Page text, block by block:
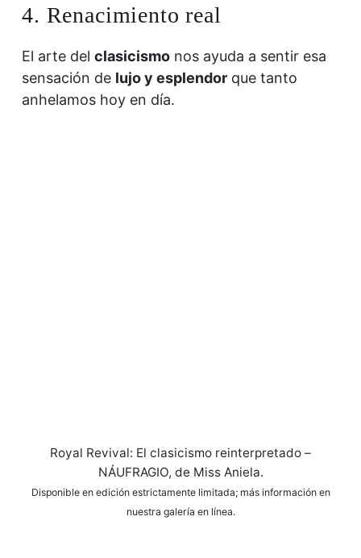
4. Renacimiento real
El arte del clasicismo nos ayuda a sentir esa
sensación de lujo y esplendor que tanto
anhelamos hoy en día.
Royal Revival: El clasicismo reinterpretado –
NÁUFRAGIO, de Miss Aniela.
Disponible en edición estrictamente limitada; más información en
nuestra galería en línea.